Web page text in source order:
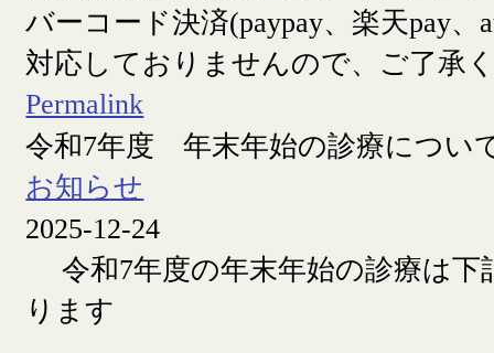
バーコード決済(paypay、楽天pay、
対応しておりませんので、ご了承
Permalink
令和7年度 年末年始の診療につい
お知らせ
2025-12-24
令和7年度の年末年始の診療は下
ります